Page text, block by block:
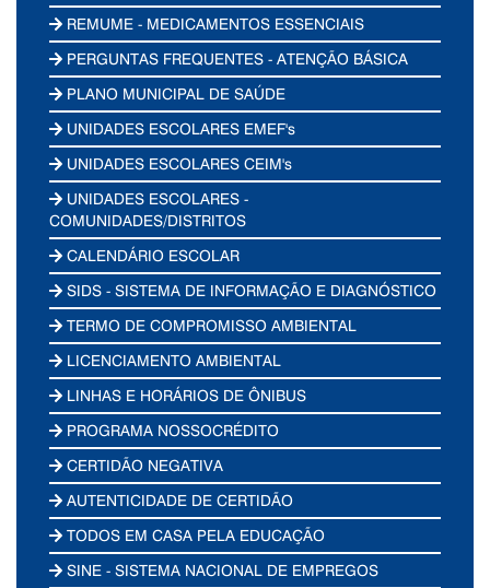
REMUME - MEDICAMENTOS ESSENCIAIS
PERGUNTAS FREQUENTES - ATENÇÃO BÁSICA
PLANO MUNICIPAL DE SAÚDE
UNIDADES ESCOLARES EMEF's
UNIDADES ESCOLARES CEIM's
UNIDADES ESCOLARES -
COMUNIDADES/DISTRITOS
CALENDÁRIO ESCOLAR
SIDS - SISTEMA DE INFORMAÇÃO E DIAGNÓSTICO
TERMO DE COMPROMISSO AMBIENTAL
LICENCIAMENTO AMBIENTAL
LINHAS E HORÁRIOS DE ÔNIBUS
PROGRAMA NOSSOCRÉDITO
CERTIDÃO NEGATIVA
AUTENTICIDADE DE CERTIDÃO
TODOS EM CASA PELA EDUCAÇÃO
SINE - SISTEMA NACIONAL DE EMPREGOS